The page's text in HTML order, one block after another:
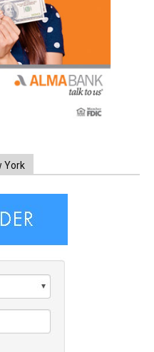
York